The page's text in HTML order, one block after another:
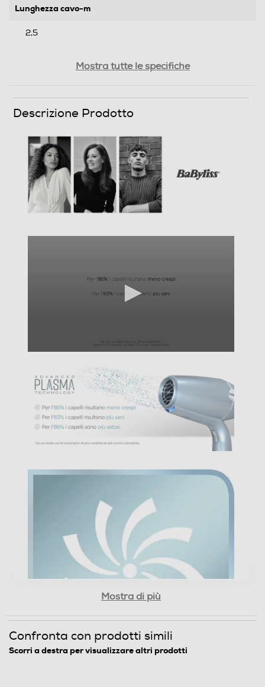
Lunghezza cavo-m
2,5
Dotazioni - Personalizzazioni
Doppio Voltaggio
Diffusore
Manico pieghevole
Funzioni e Plus
Ionizzatore
Funzione aria fredda
Plasma Ionic Technology Indicatore luminoso ionico 3
Mostra tutte le specifiche
Descrizione Prodotto
Mostra di più
Confronta con prodotti simili
Scorri a destra per visualizzare altri prodotti